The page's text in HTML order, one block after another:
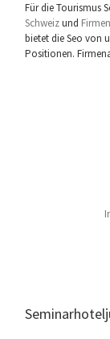
Für die Tourismus
Schweizund
bietet die Seo von
Positionen.